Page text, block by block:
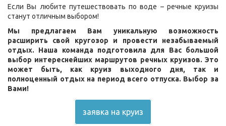
ОТЗЫВЫ
КОНТАКТЫ
Если Вы любите путешествовать по воде – речные круизы
станут отличным выбором!
Мы предлагаем Вам уникальную возможность
расширить свой кругозор и провести незабываемый
отдых. Наша команда подготовила для Вас большой
выбор интереснейших маршрутов речных круизов. Это
может быть, как круиз выходного дня, так и
полноценный отдых на период всего отпуска. Выбор за
Вами!
заявка на круиз